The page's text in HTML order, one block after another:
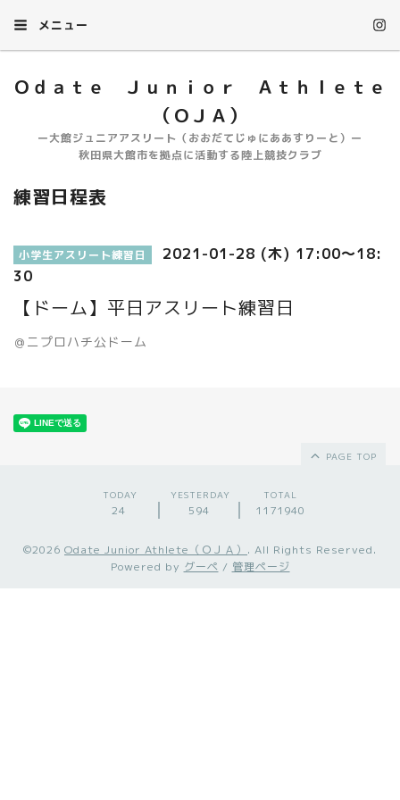
メニュー
Ｏｄａｔｅ Ｊｕｎｉｏｒ Ａｔｈｌｅｔｅ
（ＯＪＡ）
ー大館ジュニアアスリート（おおだてじゅにああすりーと）ー
秋田県大館市を拠点に活動する陸上競技クラブ
練習日程表
小学生アスリート練習日
2021-01-28 (木) 17:00～18:
30
【ドーム】平日アスリート練習日
＠ニプロハチ公ドーム
PAGE TOP
TODAY
24
YESTERDAY
594
TOTAL
1171940
©2026 Odate Junior Athlete（ＯＪＡ） . All Rights Reserved.
Powered by グーペ / 管理ページ